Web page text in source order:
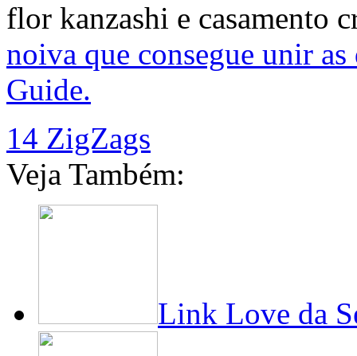
flor kanzashi e casamento
noiva que consegue unir
Guide.
14 ZigZags
Veja Também:
Link Love da